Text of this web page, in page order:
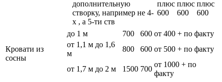
дополнительную
створку, например не 4-
х , а 5-ти ств
плюс
600
плюс
600
плюс
600
Кровати из
сосны
до 1 м 700 600 от 400 + по факту
от 1,1 м до 1,6
м
800 600 от 500 + по факту
от 1,7 м до 2 м 1500 700
от 1000 + по
факту